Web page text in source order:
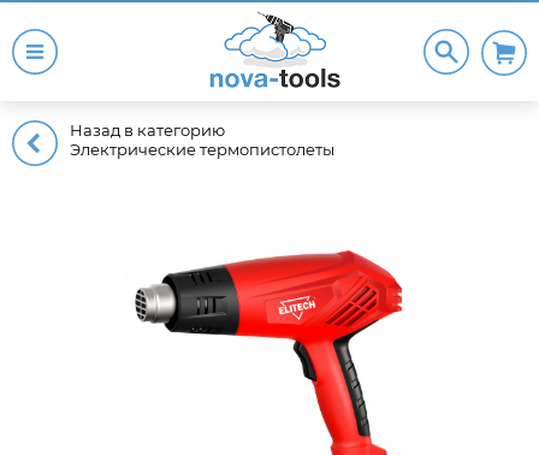
Назад в категорию
Электрические термопистолеты